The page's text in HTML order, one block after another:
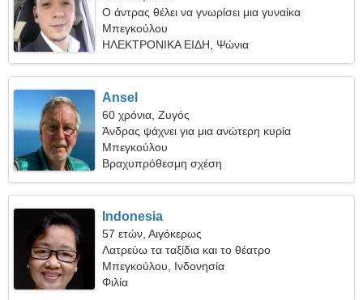
Ο άντρας θέλει να γνωρίσει μια γυναίκα
Μπεγκούλου
ΗΛΕΚΤΡΟΝΙΚΑ ΕΙΔΗ, Ψώνια
Ansel
60 χρόνια, Ζυγός
Άνδρας ψάχνει για μια ανώτερη κυρία
Μπεγκούλου
Βραχυπρόθεσμη σχέση
Indonesia
57 ετών, Αιγόκερως
Λατρεύω τα ταξίδια και το θέατρο
Μπεγκούλου, Ινδονησία
Φιλία